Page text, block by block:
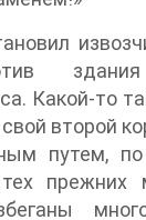
здания
Какой-то
второй
путем,
прежних